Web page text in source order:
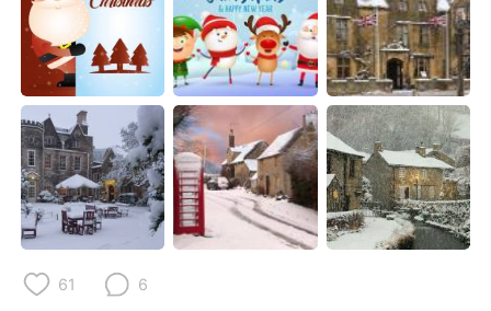
Deutsch 日本語
한국어 Русский
ไทย Indonesia
Italiano Türkçe
Português
61 6